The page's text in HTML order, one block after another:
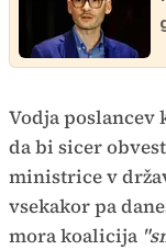
Vodja poslancev
da bi sicer
ministrice v
vsekakor pa
mora koalicija